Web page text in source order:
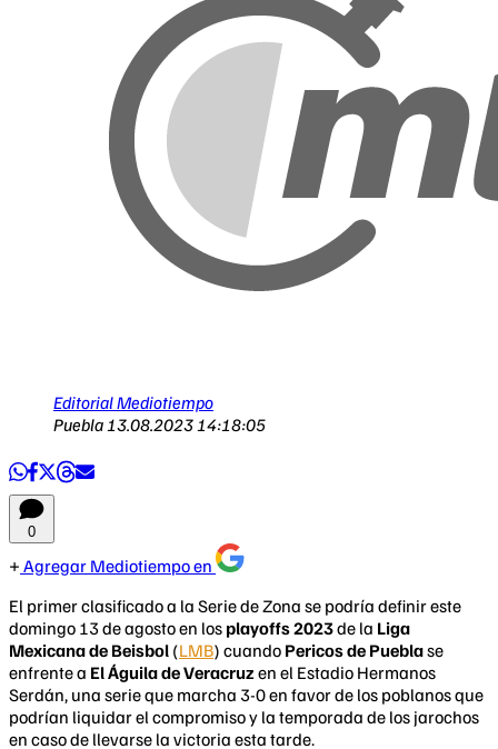
Editorial Mediotiempo
Puebla 13.08.2023 14:18:05
0
Agregar Mediotiempo en
El primer clasificado a la Serie de Zona se podría definir este
domingo 13 de agosto en los playoffs 2023de la Liga
Mexicana de Beisbol (LMB) cuando Pericos de Pueblase
enfrente a El Águila de Veracruz en el Estadio Hermanos
Serdán, una serie que marcha 3-0 en favor de los poblanos que
podrían liquidar el compromiso y la temporada de los jarochos
en caso de llevarse la victoria esta tarde.